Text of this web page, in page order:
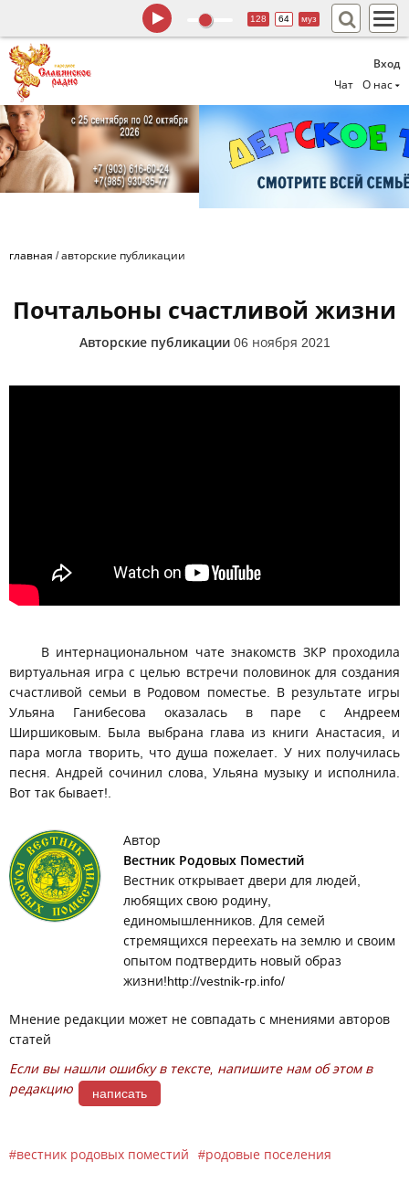
Вход
Чат
О нас
128 64 муз
главная /авторские публикации
Почтальоны счастливой жизни
Авторские публикации 06 ноября 2021
В интернациональном чате знакомств ЗКР проходила
виртуальная игра с целью встречи половинок для создания
счастливой семьи в Родовом поместье. В результате игры
Ульяна Ганибесова оказалась в паре с Андреем
Ширшиковым. Была выбрана глава из книги Анастасия, и
пара могла творить, что душа пожелает. У них получилась
песня. Андрей сочинил слова, Ульяна музыку и исполнила.
Вот так бывает!.
Автор
Вестник Родовых Поместий
Вестник открывает двери для людей,
любящих свою родину,
единомышленников. Для семей
стремящихся переехать на землю и своим
опытом подтвердить новый образ
жизни!http://vestnik-rp.info/
Мнение редакции может не совпадать с мнениями авторов
статей
Если вы нашли ошибку в тексте, напишите нам об этом в
редакцию
написать
вестник родовых поместий родовые поселения